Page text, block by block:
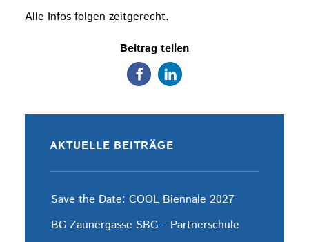
Alle Infos folgen zeitgerecht.
Beitrag teilen
AKTUELLE BEITRÄGE
Save the Date: COOL Biennale 2027
BG Zaunergasse SBG – Partnerschule